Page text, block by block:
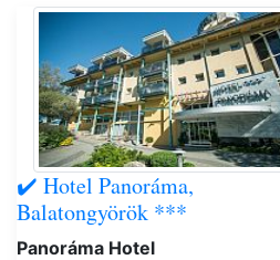
✔️ Hotel Panoráma,
Balatongyörök ***
Panoráma Hotel